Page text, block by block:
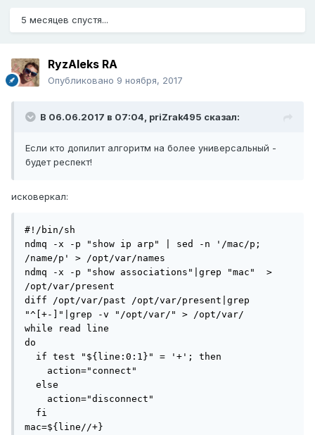
5 месяцев спустя...
RyzAleks RA
Опубликовано 9 ноября, 2017
В 06.06.2017 в 07:04, priZrak495 сказал:
Если кто допилит алгоритм на более универсальный -
будет респект!
исковеркал:
#!/bin/sh
ndmq -x -p "show ip arp" | sed -n '/mac/p;
/name/p' > /opt/var/names
ndmq -x -p "show associations"|grep "mac"  >
/opt/var/present
diff /opt/var/past /opt/var/present|grep
"^[+-]"|grep -v "/opt/var/" > /opt/var/
while read line
do
if test "${line:0:1}" = '+'; then
action="connect"
else
action="disconnect"
fi
mac=${line//+}